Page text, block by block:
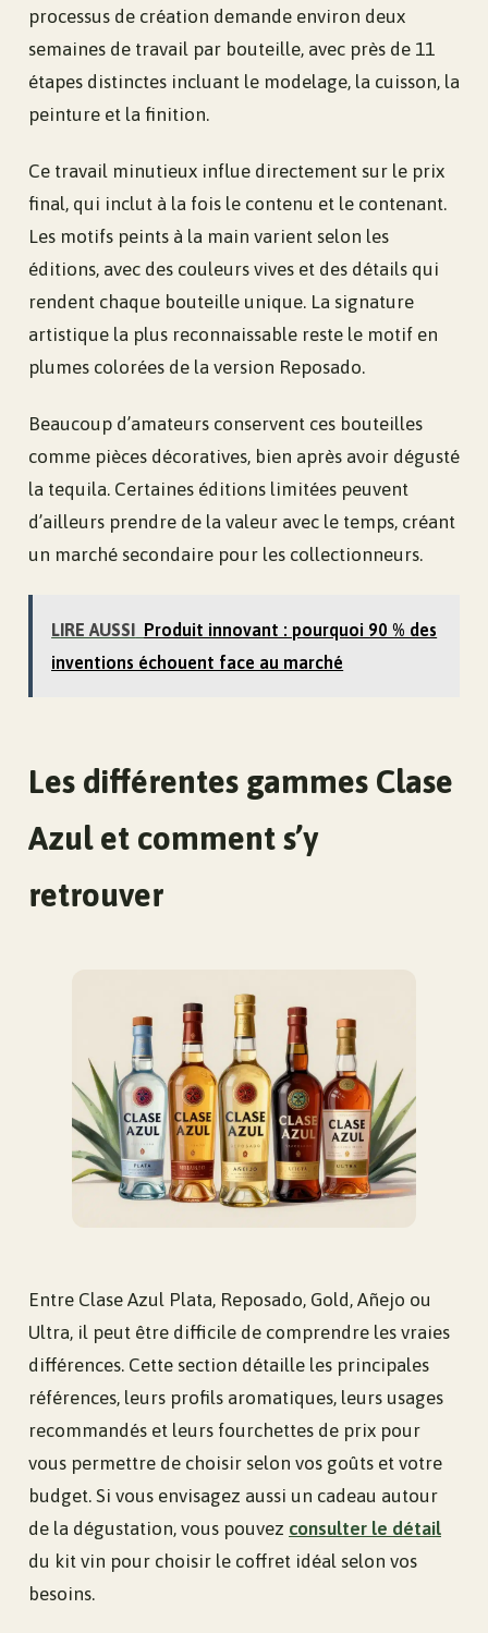
processus de création demande environ deux
semaines de travail par bouteille, avec près de 11
étapes distinctes incluant le modelage, la cuisson, la
peinture et la finition.
Ce travail minutieux influe directement sur le prix
final, qui inclut à la fois le contenu et le contenant.
Les motifs peints à la main varient selon les
éditions, avec des couleurs vives et des détails qui
rendent chaque bouteille unique. La signature
artistique la plus reconnaissable reste le motif en
plumes colorées de la version Reposado.
Beaucoup d’amateurs conservent ces bouteilles
comme pièces décoratives, bien après avoir dégusté
la tequila. Certaines éditions limitées peuvent
d’ailleurs prendre de la valeur avec le temps, créant
un marché secondaire pour les collectionneurs.
LIRE AUSSI
Produit innovant : pourquoi 90 % des
inventions échouent face au marché
Les différentes gammes Clase
Azul et comment s’y
retrouver
Entre Clase Azul Plata, Reposado, Gold, Añejo ou
Ultra, il peut être difficile de comprendre les vraies
différences. Cette section détaille les principales
références, leurs profils aromatiques, leurs usages
recommandés et leurs fourchettes de prix pour
vous permettre de choisir selon vos goûts et votre
budget. Si vous envisagez aussi un cadeau autour
de la dégustation, vous pouvez consulter le détail
du kit vin pour choisir le coffret idéal selon vos
besoins.